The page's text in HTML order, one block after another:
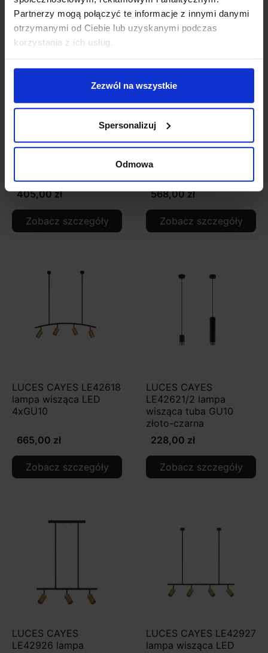
Partnerzy mogą połączyć te informacje z innymi danymi
otrzymanymi od Ciebie lub uzyskanymi podczas
korzystania z ich usług.
Zezwól na wszystkie
Spersonalizuj
Odmowa
LUCES CAYES LE42616
3xGU10
405,00 zł
Zobacz szczegóły
LUCES CAYES LE42617
lampa sufitowa LED
568,00 zł
Zobacz szczegóły
LUCES CAYES LE42618
lampa wisząca LED
4xGU10
665,00 zł
Zobacz szczegóły
LUCES CAYES
LE42621/2 lampa
wisząca tuba GU10
złoto-czarna
228,00 zł
Zobacz szczegóły
LUCES CAYES
LE42926 lampa
LUCES CAYES LE42927
lampa wisząca LED